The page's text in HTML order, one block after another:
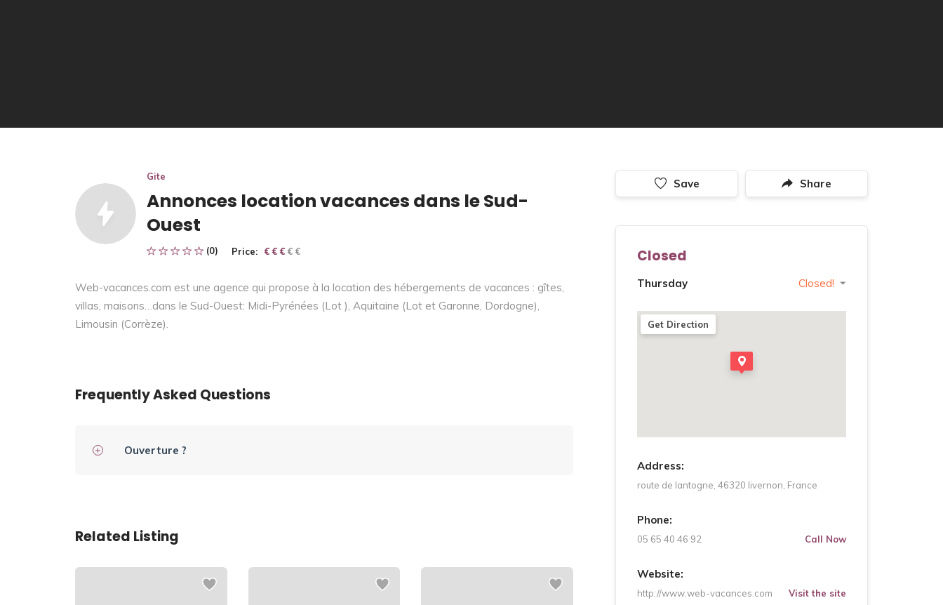
Gite
Annonces location vacances dans le Sud-
Ouest
(0) Price: € € € € €
€ € €
Web-vacances.com est une agence qui propose à la location des hébergements de vacances : gîtes,
villas, maisons…dans le Sud-Ouest: Midi-Pyrénées (Lot ), Aquitaine (Lot et Garonne, Dordogne),
Limousin (Corrèze).
Frequently Asked Questions
Ouverture ?
Related Listing
Save Share
Closed
Thursday Closed!
Get Direction
Address:
route de lantogne, 46320 livernon, France
Phone:
05 65 40 46 92 Call Now
Website:
http://www.web-vacances.com Visit the site